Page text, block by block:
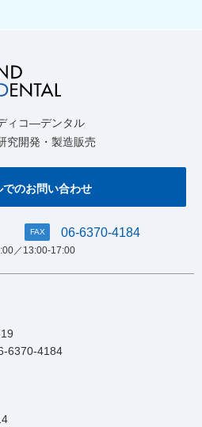
ィコ―デンタル
究開発・製造販売
でのお問い合わせ
FAX 06-6370-4184
／13:00-17:00
6370-4184